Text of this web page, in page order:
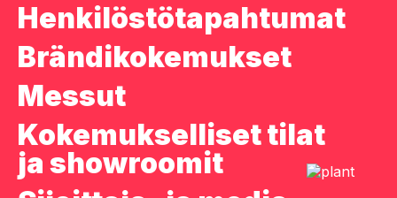
Henkilöstö­tapahtumat
Brändi­kokemukset
Messut
Kokemukselliset tilat
ja show­roomit